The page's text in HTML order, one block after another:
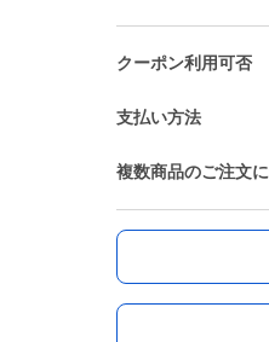
クーポン利用可否
支払い方法
複数商品のご注文